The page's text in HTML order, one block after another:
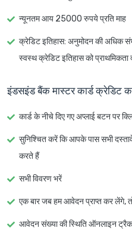
न्यूनतम आय 25000 रुपये प्रति माह
क्रेडिट इतिहास: अनुमोदन की अधिक
स्वस्थ क्रेडिट इतिहास को प्राथमिकता
इंडसइंड बैंक मास्टर कार्ड क्रेडिट
कार्ड के नीचे दिए गए अप्लाई बटन पर
सुनिश्चित करें कि आपके पास सभी
करते हैं
सभी विवरण भरें
एक बार जब हम आवेदन प्राप्त कर लेंगे,
आवेदन संख्या की स्थिति ऑनलाइन